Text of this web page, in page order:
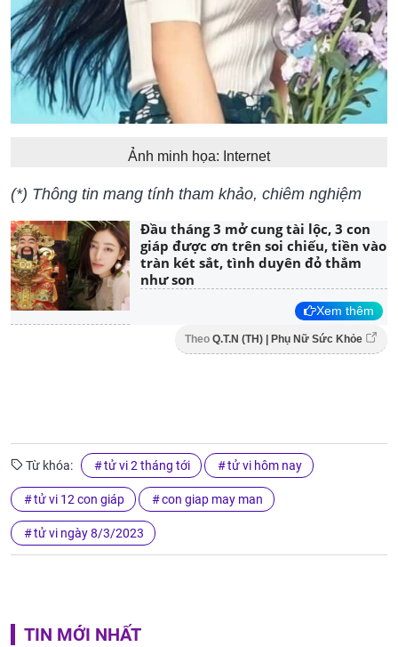
Ảnh minh họa: Internet
(*) Thông tin mang tính tham khảo, chiêm nghiệm
Đầu tháng 3 mở cung tài lộc, 3 con
giáp được ơn trên soi chiếu, tiền vào
tràn két sắt, tình duyên đỏ thắm
như son
Xem thêm
Theo Q.T.N (TH) | Phụ Nữ Sức Khỏe
Từ khóa: tử vi 2 tháng tới tử vi hôm nay
tử vi 12 con giáp con giap may man
tử vi ngày 8/3/2023
TIN MỚI NHẤT